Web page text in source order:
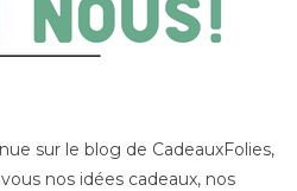
sur le blog de CadeauxFolies,
nos idées cadeaux, nos